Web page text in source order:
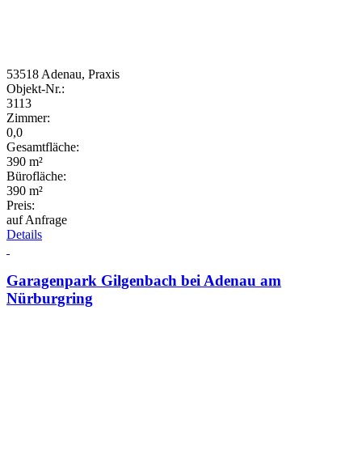
53518 Adenau, Praxis
Objekt-Nr.:
3113
Zimmer:
0,0
Gesamtfläche:
390 m²
Bürofläche:
390 m²
Preis:
auf Anfrage
Details
Garagenpark Gilgenbach bei Adenau am
Nürburgring